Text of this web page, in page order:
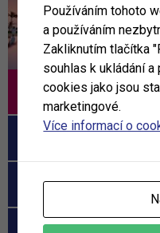
Tamassa
Royal Island
Používáním tohoto
a používáním
Zakliknutím tlačítka
souhlas k ukládání
cookies jako jsou
marketingové.
Více informací o